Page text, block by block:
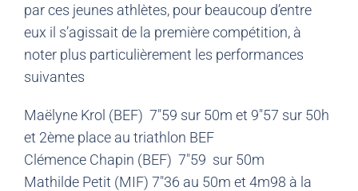
par ces jeunes athlètes, pour beaucoup d’entre
eux il s’agissait de la première compétition, à
noter plus particulièrement les performances
suivantes
Maëlyne Krol (BEF) 7″59 sur 50m et 9″57 sur 50h
et 2ème place au triathlon BEF
Clémence Chapin (BEF) 7″59 sur 50m
Mathilde Petit (MIF) 7″36 au 50m et 4m98 à la